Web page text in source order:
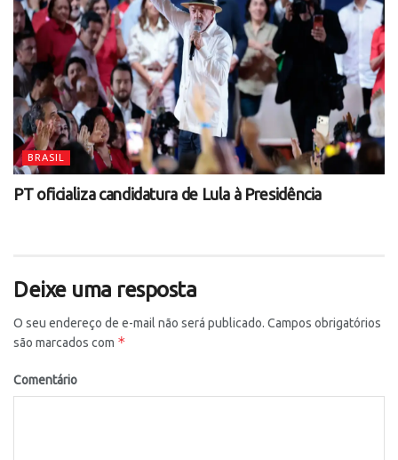
BRASIL
PT oficializa candidatura de Lula à Presidência
Deixe uma resposta
O seu endereço de e-mail não será publicado. Campos obrigatórios
são marcados com *
Comentário